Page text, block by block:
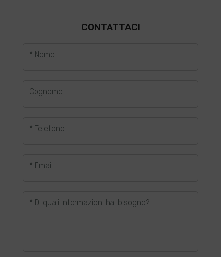
CONTATTACI
* Nome
Cognome
* Telefono
* Email
* Di quali informazioni hai bisogno?